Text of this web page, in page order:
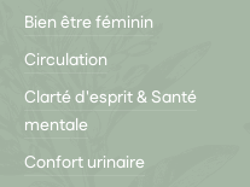
Bien être féminin
Circulation
Clarté d'esprit & Santé
mentale
Confort urinaire